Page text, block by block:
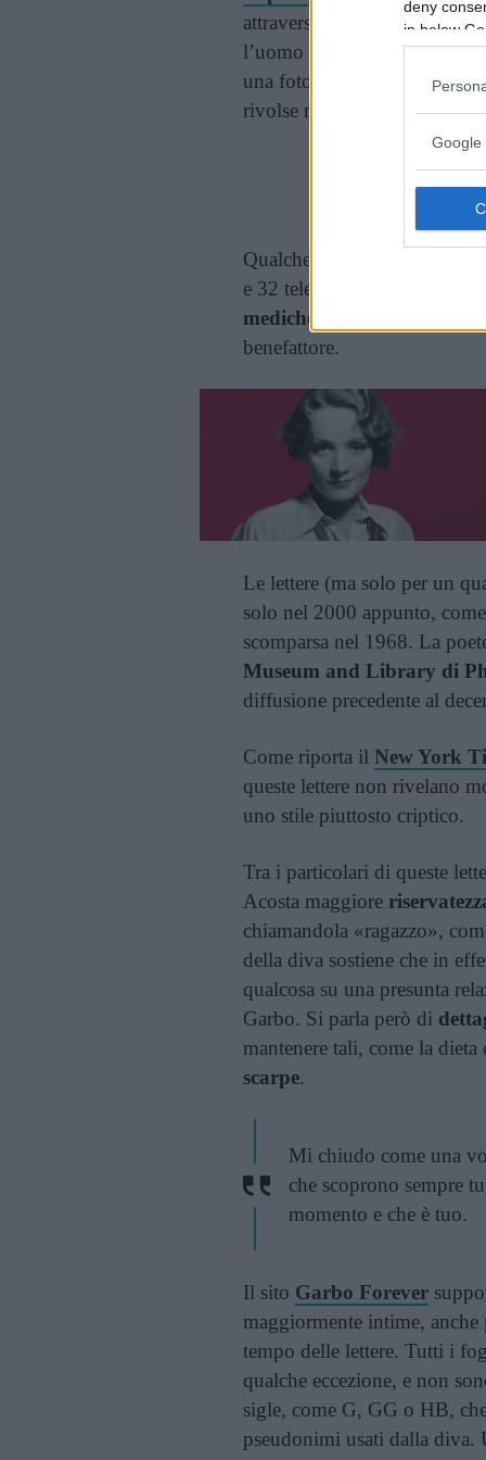
deny
in below
Google
attraverso la storia di Sam
l’uomo rivelò che dopo
una foto in
di Garbo
rivolse mai più la parola alla
Qualche anno dopo,
e 32 telegrammi della loro
mediche
benefattore.
Le lettere (ma solo per un
solo nel 2000 appunto,
scomparsa nel 1968. La
Museum and Library di
diffusione precedente al
Come riporta il New York
queste lettere non rivelano
uno stile piuttosto criptico.
Tra i particolari di queste
Acosta maggiore
chiamandola «ragazzo»,
della diva sostiene che in
qualcosa su una presunta
Garbo. Si parla però di
mantenere tali, come la
scarpe.
Mi chiudo come una
che scoprono sempre
momento e che è tuo.
Il sito Garbo Forever
maggiormente intime,
tempo delle lettere. Tutti i
qualche eccezione, e non
sigle, come G, GG o HB,
pseudonimi usati dalla diva.